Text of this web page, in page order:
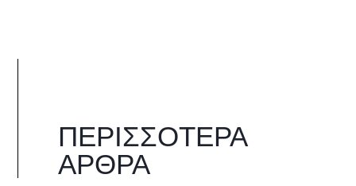
ΠΕΡΙΣΣΌΤΕΡΑ
ΆΡΘΡΑ